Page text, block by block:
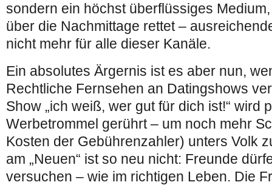
sondern ein höchst überflüssiges
über die Nachmittage rettet –
nicht mehr für alle dieser Kanäle.
Ein absolutes Ärgernis ist es aber nun,
Rechtliche Fernsehen an Datingshows
Show „ich weiß, wer gut für dich ist!“ wird
Werbetrommel gerührt – um noch mehr
Kosten der Gebührenzahler) unters Volk
am „Neuen“ ist so neu nicht: Freunde
versuchen – wie im richtigen Leben. Die